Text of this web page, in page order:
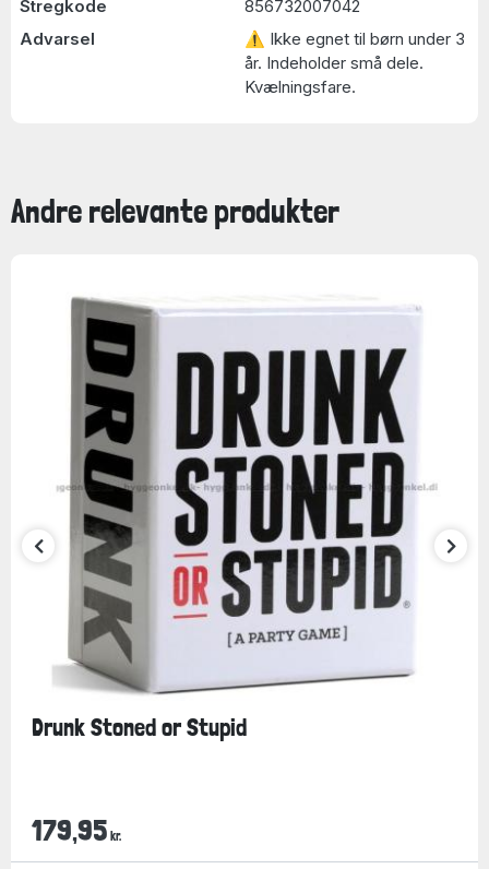
Stregkode
856732007042
Advarsel
⚠ Ikke egnet til børn under 3
år. Indeholder små dele.
Kvælningsfare.
Andre relevante produkter
Drunk Stoned or Stupid
179,95 kr.